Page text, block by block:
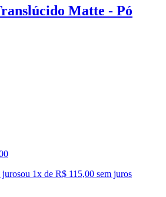
Matte - Pó
jurosou 1x de R$ 115,00 sem juros